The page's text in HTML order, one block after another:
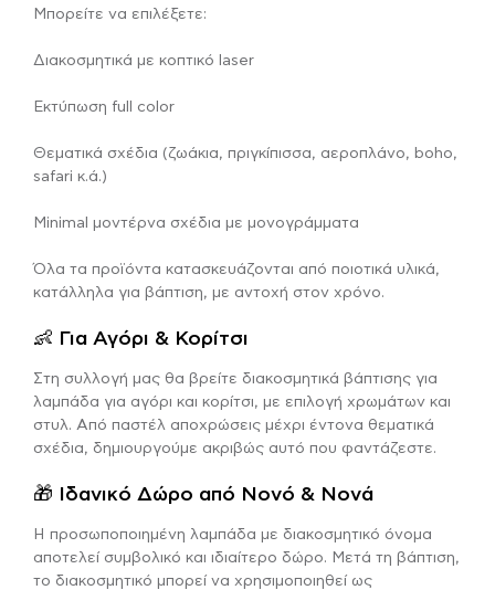
Μπορείτε να επιλέξετε:
Διακοσμητικά με κοπτικό laser
Εκτύπωση full color
Θεματικά σχέδια (ζωάκια, πριγκίπισσα, αεροπλάνο, boho,
safari κ.ά.)
Minimal μοντέρνα σχέδια με μονογράμματα
Όλα τα προϊόντα κατασκευάζονται από ποιοτικά υλικά,
κατάλληλα για βάπτιση, με αντοχή στον χρόνο.
👶 Για Αγόρι & Κορίτσι
Στη συλλογή μας θα βρείτε διακοσμητικά βάπτισης για
λαμπάδα για αγόρι και κορίτσι, με επιλογή χρωμάτων και
στυλ. Από παστέλ αποχρώσεις μέχρι έντονα θεματικά
σχέδια, δημιουργούμε ακριβώς αυτό που φαντάζεστε.
🎁 Ιδανικό Δώρο από Νονό & Νονά
Η προσωποποιημένη λαμπάδα με διακοσμητικό όνομα
αποτελεί συμβολικό και ιδιαίτερο δώρο. Μετά τη βάπτιση,
το διακοσμητικό μπορεί να χρησιμοποιηθεί ως